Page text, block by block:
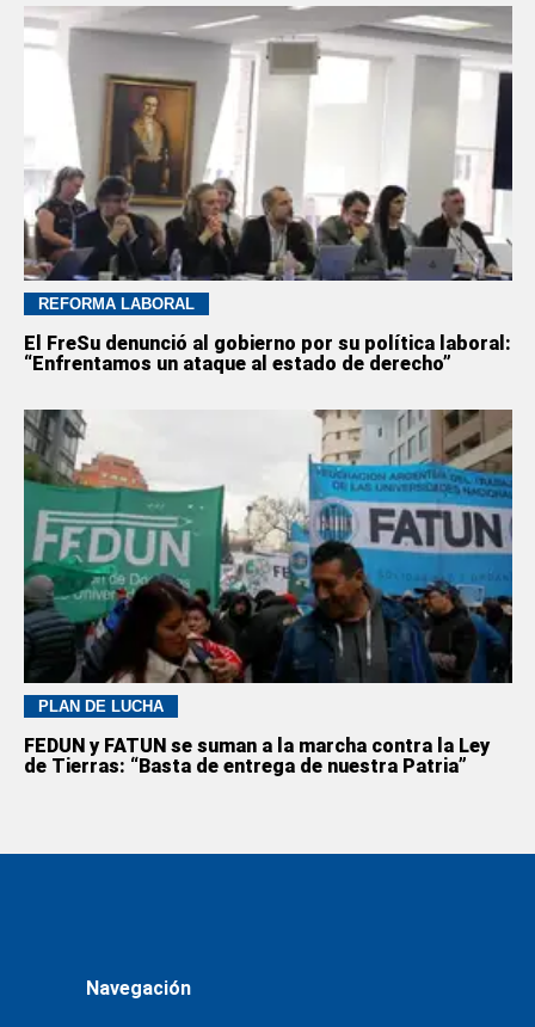
REFORMA LABORAL
El FreSu denunció al gobierno por su política laboral:
“Enfrentamos un ataque al estado de derecho”
PLAN DE LUCHA
FEDUN y FATUN se suman a la marcha contra la Ley
de Tierras: “Basta de entrega de nuestra Patria”
Navegación